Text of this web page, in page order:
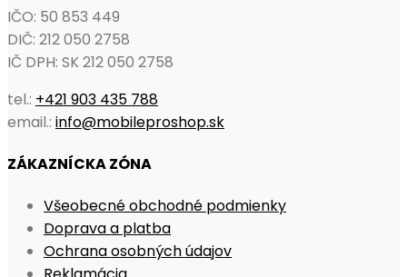
IČO: 50 853 449
DIČ: 212 050 2758
IČ DPH: SK 212 050 2758
tel.: +421 903 435 788
email.: info@mobileproshop.sk
ZÁKAZNÍCKA ZÓNA
Všeobecné obchodné podmienkyOpens
Doprava a platbaOpens
in
Ochrana osobných údajovOpens